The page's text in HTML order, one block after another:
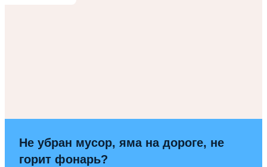
Не убран мусор, яма на дороге, не
горит фонарь?